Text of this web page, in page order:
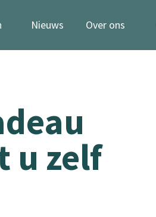
Nieuws Over ons
u zelf